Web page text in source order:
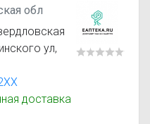
обл
ул,
доставка